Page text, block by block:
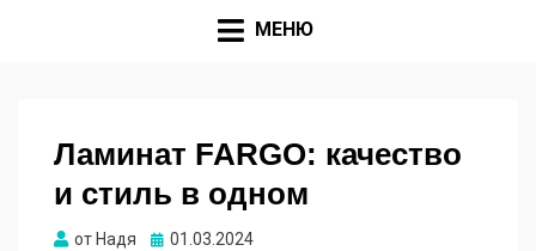
МЕНЮ
Ламинат FARGO: качество
и стиль в одном
от Надя Опубликовано
01.03.2024